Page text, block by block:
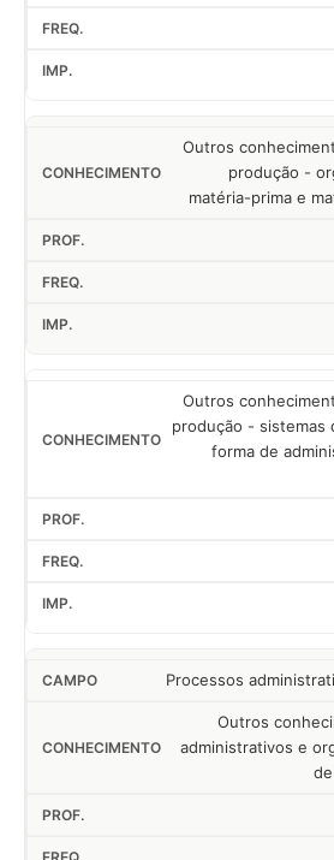
Outros
produção -
matéria-prima e
Outros
produção - sistemas
forma de
Processos
Outros
administrativos e